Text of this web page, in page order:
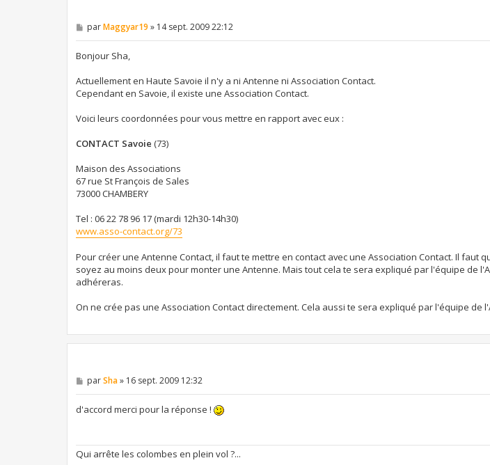
M
e
s
e
parMaggyar19 » 14 sept. 2009 22:12
Bonjour Sha,
Actuellement en Haute Savoie il n'y a ni Antenne ni Association Contact.
Cependant en Savoie, il existe une Association Contact.
Voici leurs coordonnées pour vous mettre en rapport avec eux :
CONTACT Savoie (73)
Maison des Associations
67 rue St François de Sales
73000 CHAMBERY
Tel : 06 22 78 96 17 (mardi 12h30-14h30)
www.asso-contact.org/73
Pour créer une Antenne Contact, il faut te mettre en contact avec une Association Contact. Il faut
soyez au moins deux pour monter une Antenne. Mais tout cela te sera expliqué par l'équipe de
adhéreras.
On ne crée pas une Association Contact directement. Cela aussi te sera expliqué par l'équipe de
M
e
s
parSha» 16 sept. 2009 12:32
d'accord merci pour la réponse !
Qui arrête les colombes en plein vol ?...